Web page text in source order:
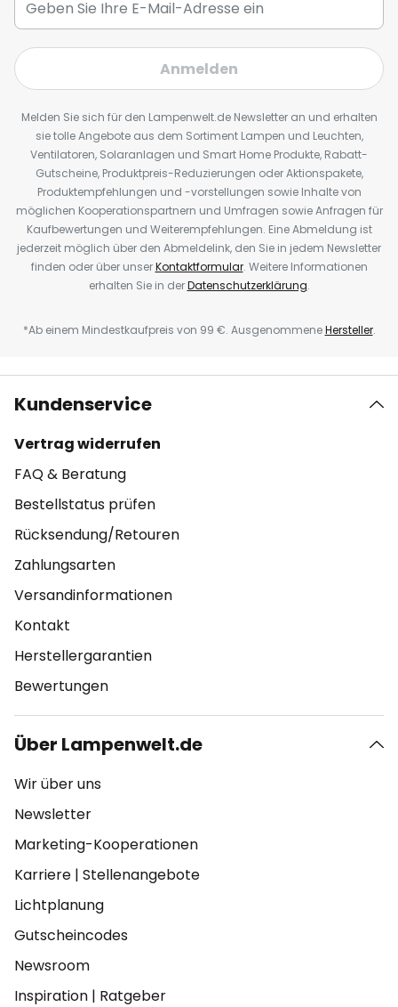
Anmelden
Melden Sie sich für den Lampenwelt.de Newsletter an und erhalten
sie tolle Angebote aus dem Sortiment Lampen und Leuchten,
Ventilatoren, Solaranlagen und Smart Home Produkte, Rabatt-
Gutscheine, Produktpreis-Reduzierungen oder Aktionspakete,
Produktempfehlungen und -vorstellungen sowie Inhalte von
möglichen Kooperationspartnern und Umfragen sowie Anfragen für
Kaufbewertungen und Weiterempfehlungen. Eine Abmeldung ist
jederzeit möglich über den Abmeldelink, den Sie in jedem Newsletter
finden oder über unserKontaktformular. Weitere Informationen
erhalten Sie in derDatenschutzerklärung.
*Ab einem Mindestkaufpreis von 99 €. AusgenommeneHersteller.
Kundenservice
Vertrag widerrufen
FAQ & Beratung
Bestellstatus prüfen
Rücksendung/Retouren
Zahlungsarten
Versandinformationen
Kontakt
Herstellergarantien
Bewertungen
Über Lampenwelt.de
Wir über uns
Newsletter
Marketing-Kooperationen
Karriere | Stellenangebote
Lichtplanung
Gutscheincodes
Newsroom
Inspiration | Ratgeber